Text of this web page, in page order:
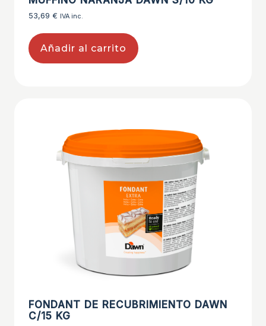
53,69 € IVA inc.
Añadir al carrito
FONDANT DE RECUBRIMIENTO DAWN
C/15 KG